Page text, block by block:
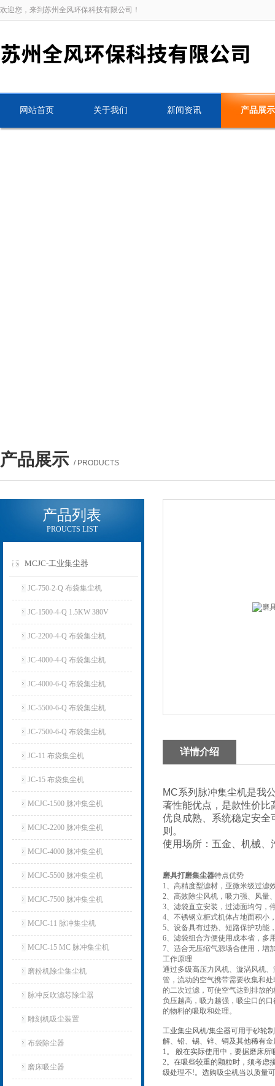
欢迎您，来到苏州全风环保科技有限公司！
网站首页 关于我们 新闻资讯 产品展示
产品展示 / PRODUCTS
产品列表
PROUCTS LIST
MCJC-工业集尘器
JC-750-2-Q 布袋集尘机
JC-1500-4-Q 1.5KW 380V
JC-2200-4-Q 布袋集尘机
JC-4000-4-Q 布袋集尘机
JC-4000-6-Q 布袋集尘机
JC-5500-6-Q 布袋集尘机
JC-7500-6-Q 布袋集尘机
JC-11 布袋集尘机
JC-15 布袋集尘机
MCJC-1500 脉冲集尘机
MCJC-2200 脉冲集尘机
MCJC-4000 脉冲集尘机
MCJC-5500 脉冲集尘机
MCJC-7500 脉冲集尘机
MCJC-11 脉冲集尘机
MCJC-15 MC 脉冲集尘机
磨粉机除尘集尘机
脉冲反吹滤芯除尘器
雕刻机吸尘装置
布袋除尘器
磨床吸尘器
详情介绍
MC系列脉冲集尘机是我
著性能优点，是款性价比
优良成熟、系统稳定安全
则。
使用场所：五金、机械、
磨具打磨集尘器特点优势
1、高精度型滤材，亚微米级过滤
2、高效除尘风机，吸力强、风量
3、滤袋直立安装，过滤面均匀，
4、不锈钢立柜式机体占地面积小
5、设备具有过热、短路保护功能
6、滤袋组合方便使用成本省，多
7、适合无压缩气源场合使用，增
工作原理
通过多级高压力风机、漩涡风机
管，流动的空气携带需要收集和
的二次过滤，可使空气达到排放
负压越高，吸力越强，吸尘口的
的物料的吸取和处理。
工业集尘风机/集尘器可用于砂轮
解、铅、锡、锌、铜及其他稀有
1。 般在实际使用中，要据磨床
2。在吸些较重的颗粒时，须考虑
级处理不!。选购吸尘机当以质量